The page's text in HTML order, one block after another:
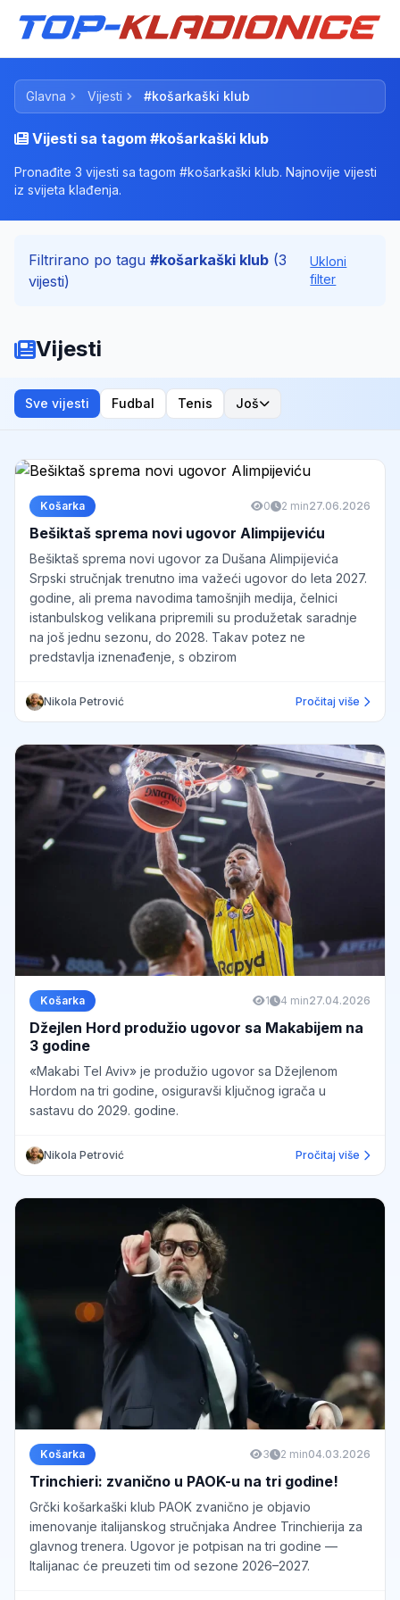
Glavna Vijesti #košarkaški klub
Vijesti sa tagom #košarkaški klub
Pronađite 3 vijesti sa tagom #košarkaški klub. Najnovije vijesti
iz svijeta klađenja.
Filtrirano po tagu #košarkaški klub (3
vijesti)
Ukloni
filter
Vijesti
Sve vijesti Fudbal Tenis Još
Košarka 0 2 min27.06.2026
Bešiktaš sprema novi ugovor Alimpijeviću
Bešiktaš sprema novi ugovor za Dušana Alimpijevića
Srpski stručnjak trenutno ima važeći ugovor do leta 2027.
godine, ali prema navodima tamošnjih medija, čelnici
istanbulskog velikana pripremili su produžetak saradnje
na još jednu sezonu, do 2028. Takav potez ne
predstavlja iznenađenje, s obzirom
Nikola Petrović Pročitaj više
Košarka 1 4 min27.04.2026
Džejlen Hord produžio ugovor sa Makabijem na
3 godine
«Makabi Tel Aviv» je produžio ugovor sa Džejlenom
Hordom na tri godine, osiguravši ključnog igrača u
sastavu do 2029. godine.
Nikola Petrović Pročitaj više
Košarka 3 2 min04.03.2026
Trinchieri: zvanično u PAOK-u na tri godine!
Grčki košarkaški klub PAOK zvanično je objavio
imenovanje italijanskog stručnjaka Andree Trinchierija za
glavnog trenera. Ugovor je potpisan na tri godine —
Italijanac će preuzeti tim od sezone 2026–2027.